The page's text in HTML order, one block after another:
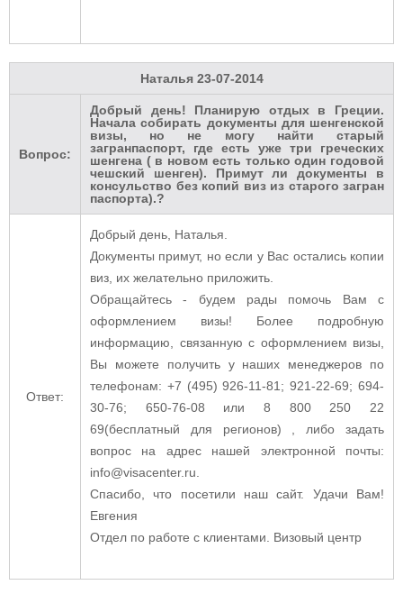
Наталья 23-07-2014
Вопрос:
Добрый день! Планирую отдых в Греции.
Начала собирать документы для шенгенской
визы, но не могу найти старый
загранпаспорт, где есть уже три греческих
шенгена ( в новом есть только один годовой
чешский шенген). Примут ли документы в
консульство без копий виз из старого загран
паспорта).?
Ответ:
Добрый день, Наталья.
Документы примут, но если у Вас остались копии
виз, их желательно приложить.
Обращайтесь - будем рады помочь Вам с
оформлением визы! Более подробную
информацию, связанную с оформлением визы,
Вы можете получить у наших менеджеров по
телефонам: +7 (495) 926-11-81; 921-22-69; 694-
30-76; 650-76-08 или 8 800 250 22
69(бесплатный для регионов) , либо задать
вопрос на адрес нашей электронной почты:
info@visacenter.ru.
Спасибо, что посетили наш сайт. Удачи Вам!
Евгения
Отдел по работе с клиентами. Визовый центр